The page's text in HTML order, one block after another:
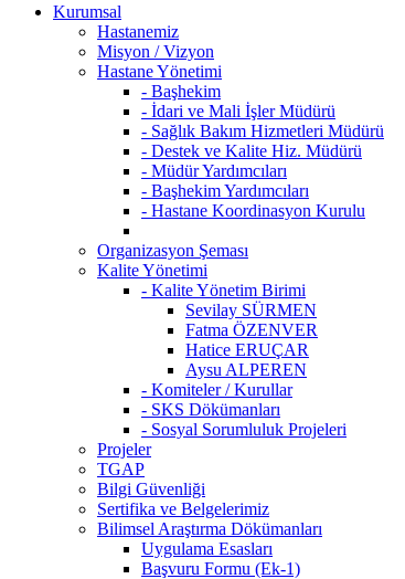
Kurumsal
Hastanemiz
Misyon / Vizyon
Hastane Yönetimi
- Başhekim
- İdari ve Mali İşler Müdürü
- Sağlık Bakım Hizmetleri Müdürü
- Destek ve Kalite Hiz. Müdürü
- Müdür Yardımcıları
- Başhekim Yardımcıları
- Hastane Koordinasyon Kurulu
Organizasyon Şeması
Kalite Yönetimi
- Kalite Yönetim Birimi
Sevilay SÜRMEN
Fatma ÖZENVER
Hatice ERUÇAR
Aysu ALPEREN
- Komiteler / Kurullar
- SKS Dökümanları
- Sosyal Sorumluluk Projeleri
Projeler
TGAP
Bilgi Güvenliği
Sertifika ve Belgelerimiz
Bilimsel Araştırma Dökümanları
Uygulama Esasları
Başvuru Formu (Ek-1)